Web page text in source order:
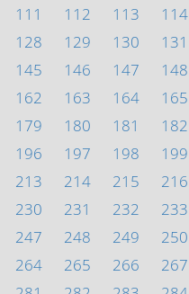
111 112 113 114
128 129 130 131
145 146 147 148
162 163 164 165
179 180 181 182
196 197 198 199
213 214 215 216
230 231 232 233
247 248 249 250
264 265 266 267